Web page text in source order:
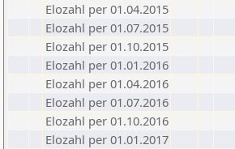
Elozahl per 01.04.2015
Elozahl per 01.07.2015
Elozahl per 01.10.2015
Elozahl per 01.01.2016
Elozahl per 01.04.2016
Elozahl per 01.07.2016
Elozahl per 01.10.2016
Elozahl per 01.01.2017